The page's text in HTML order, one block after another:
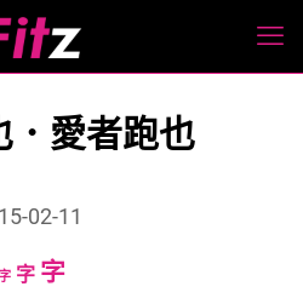
．愛者跑也
02-11
Decrease
字Reset
字Increase